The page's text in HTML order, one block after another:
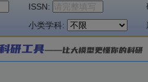
ISSN:
小类学科: